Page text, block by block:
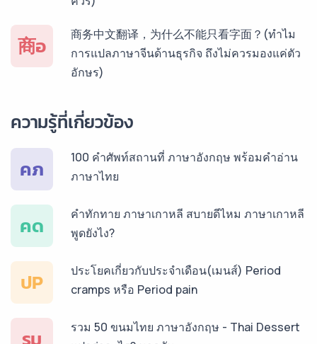
บริการรับแปลภาษาเยอรมัน ราคาเริ่มต้น 150฿
บริการรับแปลภาษารัสเซีย ราคาเริ่มต้น 150฿
商อ
商务中文翻译，为什么不能只看字面？(ทำไม
การแปลภาษาจีนด้านธุรกิจ ถึงไม่ควรมองแค่ตัว
อักษร)
ความรู้ที่เกี่ยวข้อง
คภ
100 คำศัพท์สถานที่ ภาษาอังกฤษ พร้อมคำอ่าน
ภาษาไทย
คด
คำทักทาย ภาษาเกาหลี สบายดีไหม ภาษาเกาหลี
พูดยังไง?
ปP
ประโยคเกี่ยวกับประจำเดือน(เมนส์) Period
cramps หรือ Period pain
รวม 50 ขนมไทย ภาษาอังกฤษ - Thai Dessert